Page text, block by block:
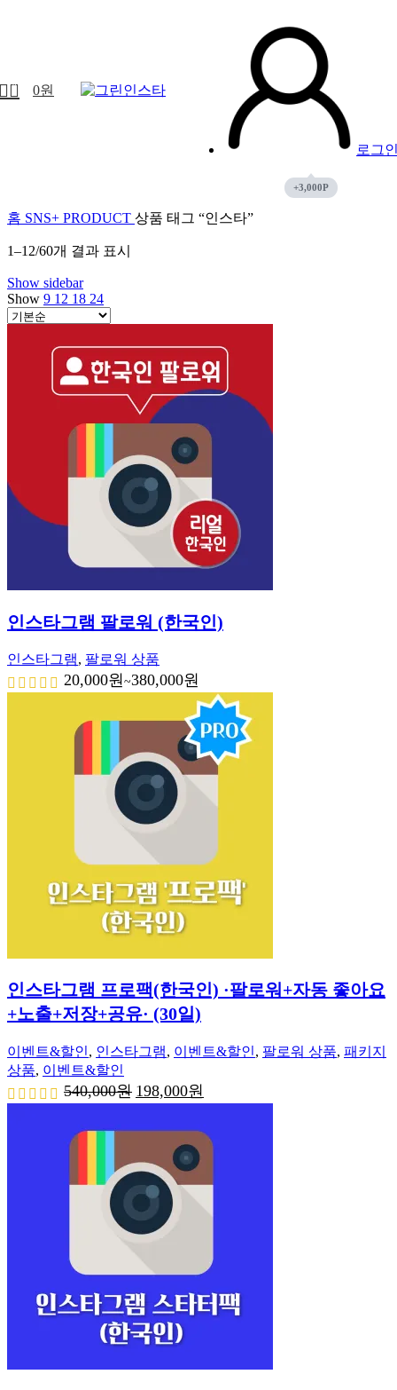
0 0원
로그
홈 SNS+ PRODUCT 상품 태그 “인스타”
1–12/60개 결과 표시
Show sidebar
Show 9 12 18 24
인스타그램 팔로워 (한국인)
인스타그램, 팔로워 상품
20,000원 ~380,000원
인스타그램 프로팩(한국인) ·팔로워+자동 좋아요
+노출+저장+공유· (30일)
이벤트&할인, 인스타그램, 이벤트&할인, 팔로워 상품, 패키지
상품, 이벤트&할인
540,000원 원
래
격:
540,000
원.
198,000원
재
격:
198,000